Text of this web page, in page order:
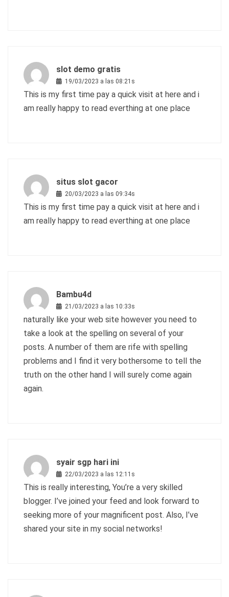
slot demo gratis
19/03/2023 a las 08:21s
This is my first time pay a quick visit at here and i
am really happy to read everthing at one place
situs slot gacor
20/03/2023 a las 09:34s
This is my first time pay a quick visit at here and i
am really happy to read everthing at one place
Bambu4d
21/03/2023 a las 10:33s
naturally like your web site however you need to
take a look at the spelling on several of your
posts. A number of them are rife with spelling
problems and I find it very bothersome to tell the
truth on the other hand I will surely come again
again.
syair sgp hari ini
22/03/2023 a las 12:11s
This is really interesting, You’re a very skilled
blogger. I’ve joined your feed and look forward to
seeking more of your magnificent post. Also, I’ve
shared your site in my social networks!